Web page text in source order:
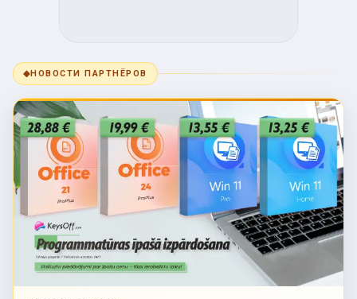
◆НОВОСТИ ПАРТНЁРОВ